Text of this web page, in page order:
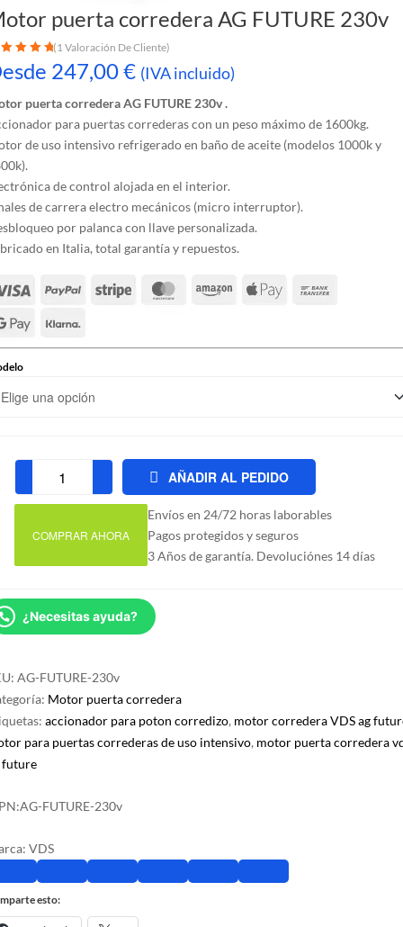
puerta corredera AG FUTURE 230v
con
en base a
(1Valoración De Cliente)
247,00€ (IVA incluido)
puerta corredera AG FUTURE 230v .
para puertas correderas con un peso máximo de 1600kg.
de uso intensivo refrigerado en baño de aceite (modelos 1000k y
de control alojada en el interior.
de carrera electro mecánicos (micro interruptor).
por palanca con llave personalizada.
en Italia, total garantía y repuestos.
Motor
puerta
corredera
cantidad
AÑADIR AL PEDIDO
COMPRAR AHORA
Envíos en 24/72 horas laborables
Pagos protegidos y seguros
3 Años de garantía. Devoluciónes 14 días
¿Necesitas ayuda?
AG-FUTURE-230v
Motor puerta corredera
accionador para poton corredizo, motor corredera VDS ag
para puertas correderas de uso intensivo, motor puerta corredera
future
AG-FUTURE-230v
VDS
esto: